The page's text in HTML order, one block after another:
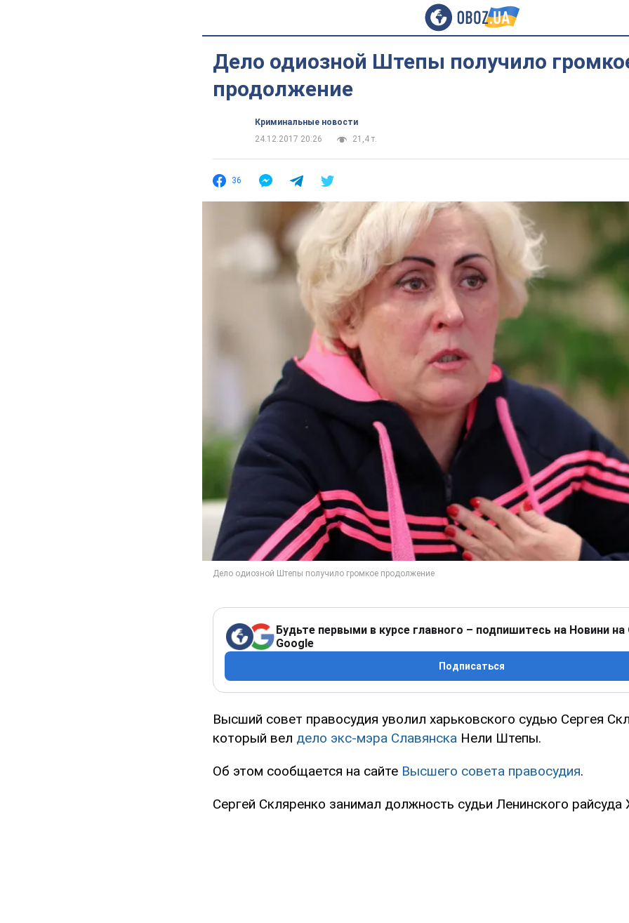
Дело одиозной Штепы получило
продолжение
Криминальные новости
24.12.2017 20:26
21,4 т.
36
Будьте первыми в курсе главного – подпишитесь на Новини на
Google
Подписаться
Высший совет правосудия уволил харьковского судью Сергея
который вел дело экс-мэра Славянска Нели Штепы.
Об этом сообщается на сайте Высшего совета правосудия.
Сергей Скляренко занимал должность судьи Ленинского райсуда